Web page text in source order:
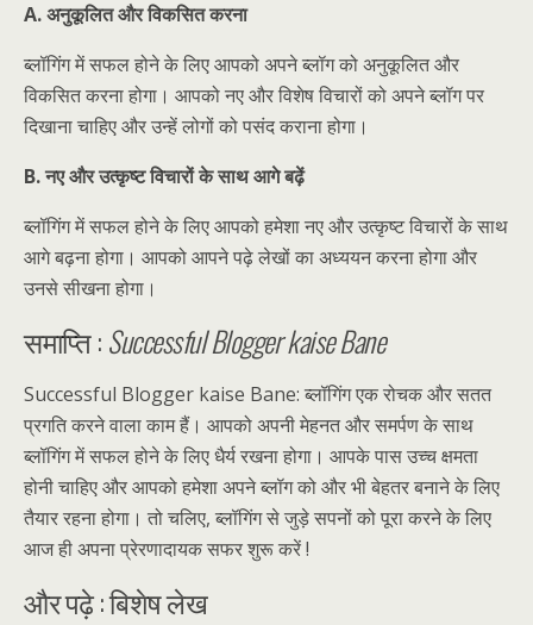
A. अनुकूलित और विकसित करना
ब्लॉगिंग में सफल होने के लिए आपको अपने ब्लॉग को अनुकूलित और
विकसित करना होगा। आपको नए और विशेष विचारों को अपने ब्लॉग पर
दिखाना चाहिए और उन्हें लोगों को पसंद कराना होगा।
B. नए और उत्कृष्ट विचारों के साथ आगे बढ़ें
ब्लॉगिंग में सफल होने के लिए आपको हमेशा नए और उत्कृष्ट विचारों के साथ
आगे बढ़ना होगा। आपको आपने पढ़े लेखों का अध्ययन करना होगा और
उनसे सीखना होगा।
समाप्ति :Successful Blogger kaise Bane
Successful Blogger kaise Bane: ब्लॉगिंग एक रोचक और सतत
प्रगति करने वाला काम हैं। आपको अपनी मेहनत और समर्पण के साथ
ब्लॉगिंग में सफल होने के लिए धैर्य रखना होगा। आपके पास उच्च क्षमता
होनी चाहिए और आपको हमेशा अपने ब्लॉग को और भी बेहतर बनाने के लिए
तैयार रहना होगा। तो चलिए, ब्लॉगिंग से जुड़े सपनों को पूरा करने के लिए
आज ही अपना प्रेरणादायक सफर शुरू करें !
और पढ़े : बिशेष लेख